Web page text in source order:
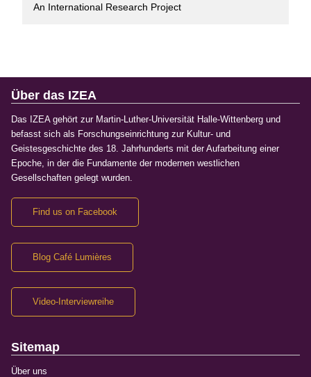
An International Research Project
Über das IZEA
Das IZEA gehört zur Martin-Luther-Universität Halle-Wittenberg und
befasst sich als Forschungseinrichtung zur Kultur- und
Geistesgeschichte des 18. Jahrhunderts mit der Aufarbeitung einer
Epoche, in der die Fundamente der modernen westlichen
Gesellschaften gelegt wurden.
Find us on Facebook
Blog Café Lumières
Video-Interviewreihe
Sitemap
Über uns